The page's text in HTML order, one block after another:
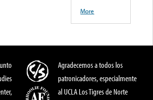
More
Agradecemos a todos los
patronicadores, especialmente
al UCLA Los Tigres de Norte